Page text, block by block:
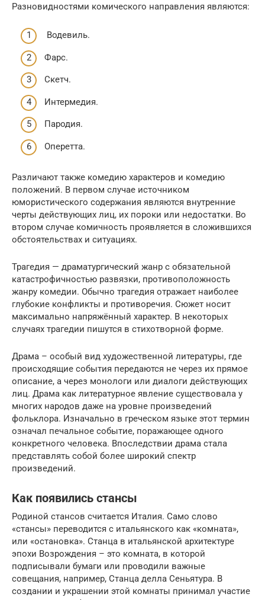
Разновидностями комического направления являются:
Водевиль.
Фарс.
Скетч.
Интермедия.
Пародия.
Оперетта.
Различают также комедию характеров и комедию
положений. В первом случае источником
юмористического содержания являются внутренние
черты действующих лиц, их пороки или недостатки. Во
втором случае комичность проявляется в сложившихся
обстоятельствах и ситуациях.
Трагедия — драматургический жанр с обязательной
катастрофичностью развязки, противоположность
жанру комедии. Обычно трагедия отражает наиболее
глубокие конфликты и противоречия. Сюжет носит
максимально напряжённый характер. В некоторых
случаях трагедии пишутся в стихотворной форме.
Драма – особый вид художественной литературы, где
происходящие события передаются не через их прямое
описание, а через монологи или диалоги действующих
лиц. Драма как литературное явление существовала у
многих народов даже на уровне произведений
фольклора. Изначально в греческом языке этот термин
означал печальное событие, поражающее одного
конкретного человека. Впоследствии драма стала
представлять собой более широкий спектр
произведений.
Как появились стансы
Родиной стансов считается Италия. Само слово
«стансы» переводится с итальянского как «комната»,
или «остановка». Станца в итальянской архитектуре
эпохи Возрождения – это комната, в которой
подписывали бумаги или проводили важные
совещания, например, Станца делла Сеньятура. В
создании и украшении этой комнаты принимал участие